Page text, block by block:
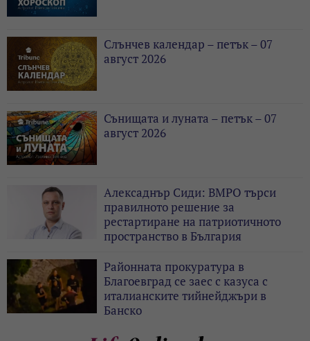
Слънчев календар – петък – 07
август 2026
Сънищата и луната – петък – 07
август 2026
Алексаднър Сиди: ВМРО търси
правилното решение за
рестартиране на патриотичното
пространство в България
Районната прокуратура в
Благоевград се заес с казуса с
италианските тийнейджъри в
Банско